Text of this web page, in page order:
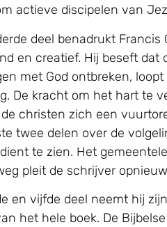
actieve discipelen van
deel benadrukt
en creatief. Hij beseft
met God ontbreken,
De kracht om het hart te
christen zich een
twee delen over de
te zien. Het
pleit de schrijver
en vijfde deel neemt hij
het hele boek. De